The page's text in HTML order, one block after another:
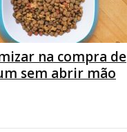
na compra de
sem abrir mão